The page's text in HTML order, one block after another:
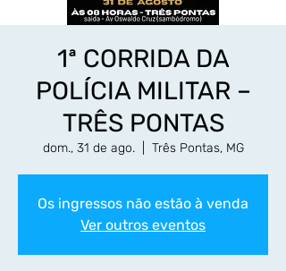
1ª CORRIDA DA
POLÍCIA MILITAR –
TRÊS PONTAS
dom., 31 de ago.
  |
Três Pontas, MG
Os ingressos não estão à venda
Ver outros eventos